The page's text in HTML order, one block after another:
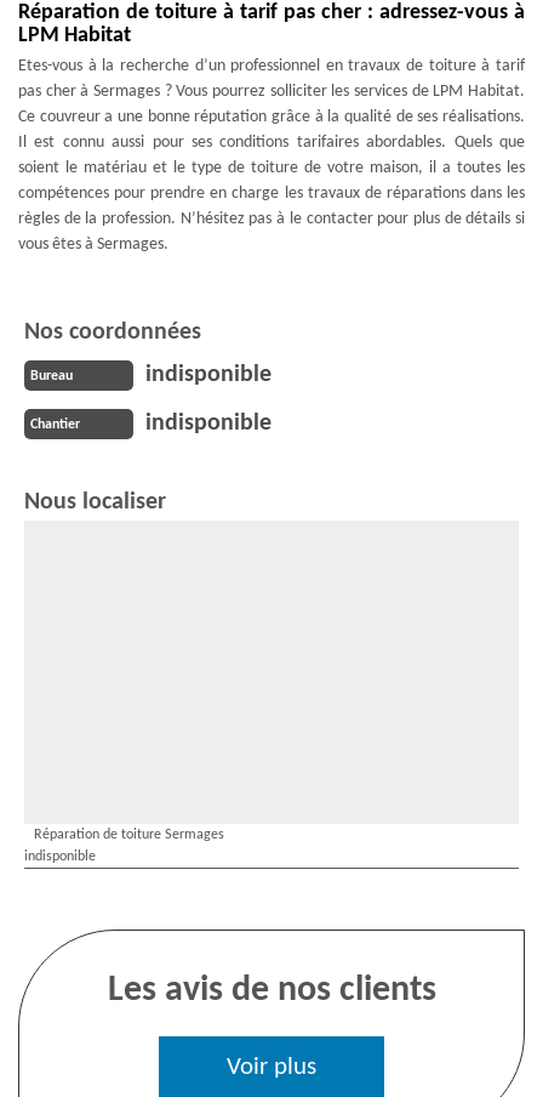
Réparation de toiture à tarif pas cher : adressez-vous à
LPM Habitat
Etes-vous à la recherche d’un professionnel en travaux de toiture à tarif
pas cher à Sermages ? Vous pourrez solliciter les services de LPM Habitat.
Ce couvreur a une bonne réputation grâce à la qualité de ses réalisations.
Il est connu aussi pour ses conditions tarifaires abordables. Quels que
soient le matériau et le type de toiture de votre maison, il a toutes les
compétences pour prendre en charge les travaux de réparations dans les
règles de la profession. N’hésitez pas à le contacter pour plus de détails si
vous êtes à Sermages.
Nos coordonnées
Bureau indisponible
Chantier indisponible
Nous localiser
Réparation de toiture Sermages
indisponible
Les avis de nos clients
Voir plus